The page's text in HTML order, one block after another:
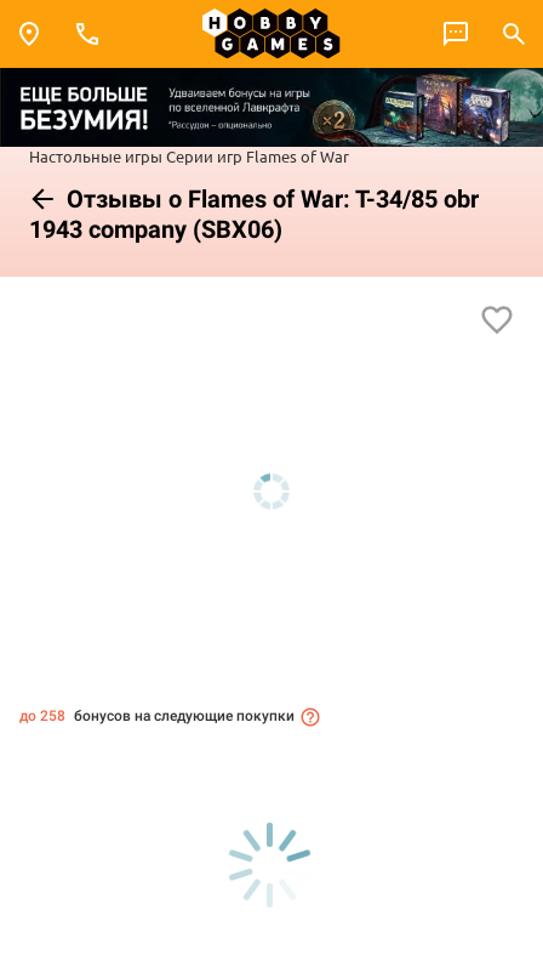
Настольные игры Серии игр Flames of War
Отзывы о Flames of War: T-34/85 obr
1943 company (SBX06)
до 258 бонусов на следующие покупки